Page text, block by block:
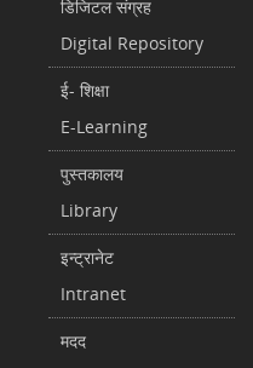
डिजिटल संग्रह
Digital Repository
ई- शिक्षा
E-Learning
पुस्तकालय
Library
इन्ट्रानेट
Intranet
मदद